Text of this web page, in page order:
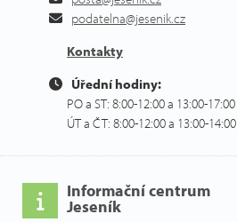
podatelna@jesenik.cz
Kontakty
Úřední hodiny:
PO a ST: 8:00-12:00 a 13:00-17:00
ÚT a ČT: 8:00-12:00 a 13:00-14:00
Informační centrum
Jeseník